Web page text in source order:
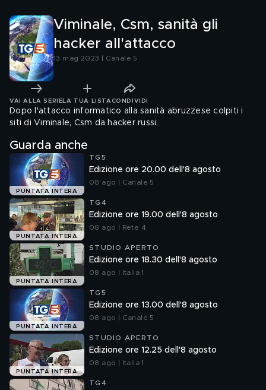
Viminale, Csm, sanità gli
hacker all'attacco
13 mag 2023 | Canale 5
VAI ALLA SERIE LA TUA LISTA CONDIVIDI
Dopo l'attacco informatico alla sanità abruzzese colpiti i
siti di Viminale, Csm da hacker russi.
Guarda anche
PUNTATA INTERA
TG5
Edizione ore 20.00 dell'8 agosto
08 ago | Canale 5
PUNTATA INTERA
TG4
Edizione ore 19.00 dell'8 agosto
08 ago | Rete 4
PUNTATA INTERA
STUDIO APERTO
Edizione ore 18.30 dell'8 agosto
08 ago | Italia 1
PUNTATA INTERA
TG5
Edizione ore 13.00 dell'8 agosto
08 ago | Canale 5
PUNTATA INTERA
STUDIO APERTO
Edizione ore 12.25 dell'8 agosto
08 ago | Italia 1
TG4